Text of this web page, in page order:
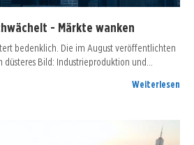
- Märkte wanken
bedenklich. Die im August veröffentlichten
Bild: Industrieproduktion und…
Weiterlesen